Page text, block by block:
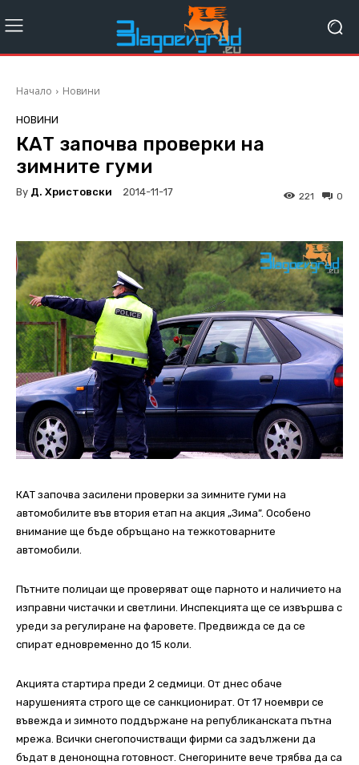
Начало Новини
НОВИНИ
КАТ започва проверки на
зимните гуми
By Д. Христовски 2014-11-17 0
221
КАТ започва засилени проверки за зимните гуми на
автомобилите във втория етап на акция „Зима”. Особено
внимание ще бъде обръщано на тежкотоварните
автомобили.
Пътните полицаи ще проверяват още парното и наличието на
изправни чистачки и светлини. Инспекцията ще се извършва с
уреди за регулиране на фаровете. Предвижда се да се
спират едновременно до 15 коли.
Акцията стартира преди 2 седмици. От днес обаче
нарушенията строго ще се санкционират. От 17 ноември се
въвежда и зимното поддържане на републиканската пътна
мрежа. Всички снегопочистващи фирми са задължени да
бъдат в денонощна готовност. Снегорините вече трябва да са